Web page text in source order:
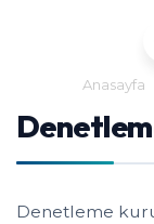
Anasayfa
Denetleme